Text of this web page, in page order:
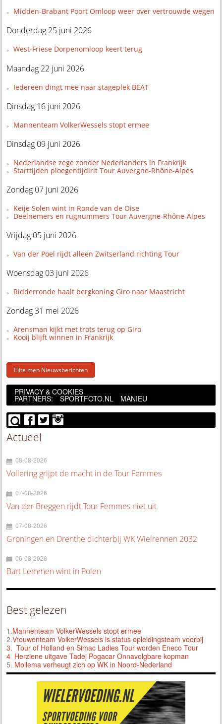
Midden-Brabant Poort Omloop weer over vertrouwde wegen
Donderdag 25 juni 2026
West-Friese Dorpenomloop keert terug
Maandag 22 juni 2026
Iedereen dingt mee naar stageplek BEAT
Dinsdag 16 juni 2026
Mannenteam VolkerWessels stopt ermee
Dinsdag 09 juni 2026
Nederlandse zege zonder Nederlanders in Frankrijk
Starttijden ploegentijdirit Tour Auvergne-Rhône-Alpes
Zondag 07 juni 2026
Keije Solen wint in Ronde van de Oise
Deelnemers en rugnummers Tour Auvergne-Rhône-Alpes
Vrijdag 05 juni 2026
Van der Poel rijdt alleen Zwitserland richting Tour
Woensdag 03 juni 2026
Ridderronde haalt bergkoning Giro naar Maastricht
Zondag 31 mei 2026
Arensman kijkt met trots terug op Giro
Kooij blijft winnen in Frankrijk
Elite men Nieuwsberichten
PRIVACY & COOKIES
PARTNERS: SPORTFOTO.NL MANIEU
Actueel
08-08-2026
Vollering grijpt de macht in de Tour Femmes
07-08-2026
Van der Breggen rijdt Tour Femmes niet uit
07-08-2026
Groningen en Drenthe dichterbij WK Wielrennen 2032
06-08-2026
Bart Lemmen wint in Polen
Best gelezen
1.Mannenteam VolkerWessels stopt ermee
2.Vrouwenteam VolkerWessels is status opleidingsteam voorbij
3. Tour of Holland en Simac Ladies Tour worden Eneco Tour
4 Herziene uitgave Tadej Pogacar Onnavolgbare kopman
5. Mollema verheugt zich op WK in Noord-Nederland